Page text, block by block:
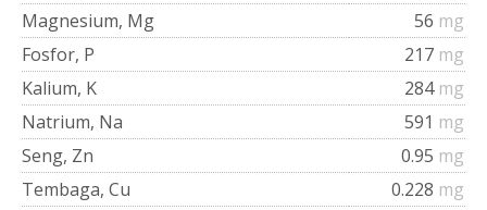
Magnesium, Mg
56 mg
Fosfor, P
217 mg
Kalium, K
284 mg
Natrium, Na
591 mg
Seng, Zn
0.95 mg
Tembaga, Cu
0.228 mg